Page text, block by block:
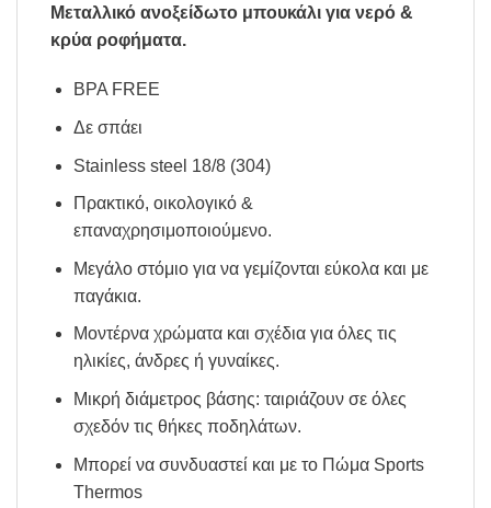
Μεταλλικό ανοξείδωτο μπουκάλι για νερό &
κρύα ροφήματα.
BPA FREE
Δε σπάει
Stainless steel 18/8 (304)
Πρακτικό, οικολογικό &
επαναχρησιμοποιούμενο.
Μεγάλο στόμιο για να γεμίζονται εύκολα και με
παγάκια.
Μοντέρνα χρώματα και σχέδια για όλες τις
ηλικίες, άνδρες ή γυναίκες.
Μικρή διάμετρος βάσης: ταιριάζουν σε όλες
σχεδόν τις θήκες ποδηλάτων.
Μπορεί να συνδυαστεί και με το Πώμα Sports
Thermos